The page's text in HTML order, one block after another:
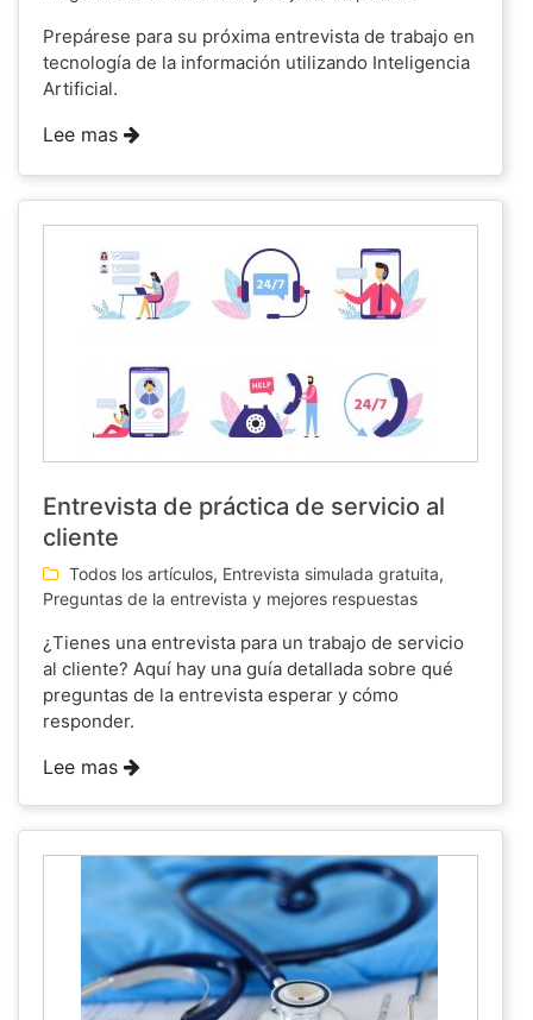
Prepárese para su próxima entrevista de trabajo en
tecnología de la información utilizando Inteligencia
Artificial.
Lee mas
Entrevista de práctica de servicio al
cliente
Todos los artículos, Entrevista simulada gratuita,
Preguntas de la entrevista y mejores respuestas
¿Tienes una entrevista para un trabajo de servicio
al cliente? Aquí hay una guía detallada sobre qué
preguntas de la entrevista esperar y cómo
responder.
Lee mas